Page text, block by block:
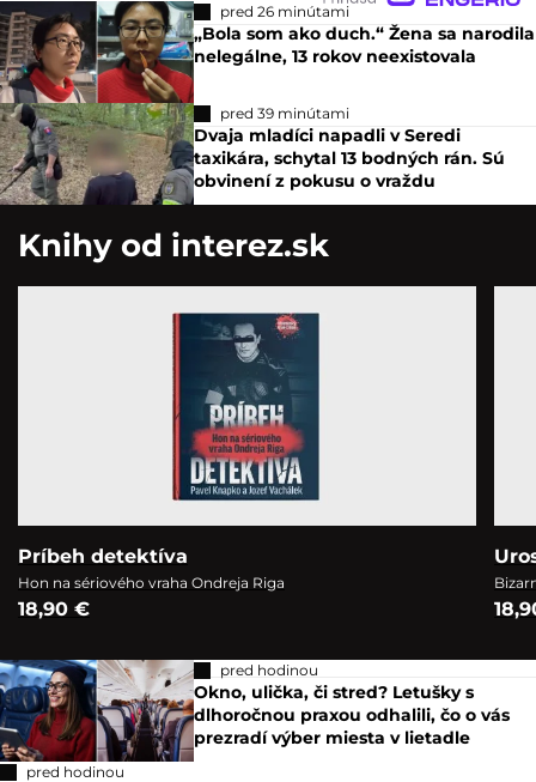
pred 26 minútami
„Bola som ako duch.“ Žena sa narodila
nelegálne, 13 rokov neexistovala
pred 39 minútami
Dvaja mladíci napadli v Seredi
taxikára, schytal 13 bodných rán. Sú
obvinení z pokusu o vraždu
Knihy od interez.sk
Príbeh detektíva
Hon na sériového vraha Ondreja Riga
18,90 €
pred hodinou
Okno, ulička, či stred? Letušky s
dlhoročnou praxou odhalili, čo o vás
prezradí výber miesta v lietadle
pred hodinou